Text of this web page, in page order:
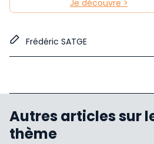
Je découvre >
Frédéric SATGE
Autres articles sur
thème